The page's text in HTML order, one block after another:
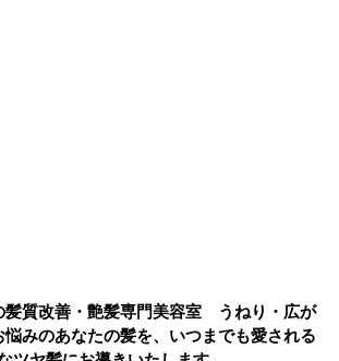
髪質改善・艶髪専門美容室 うねり・広が
悩みのあなたの髪を、いつまでも愛される